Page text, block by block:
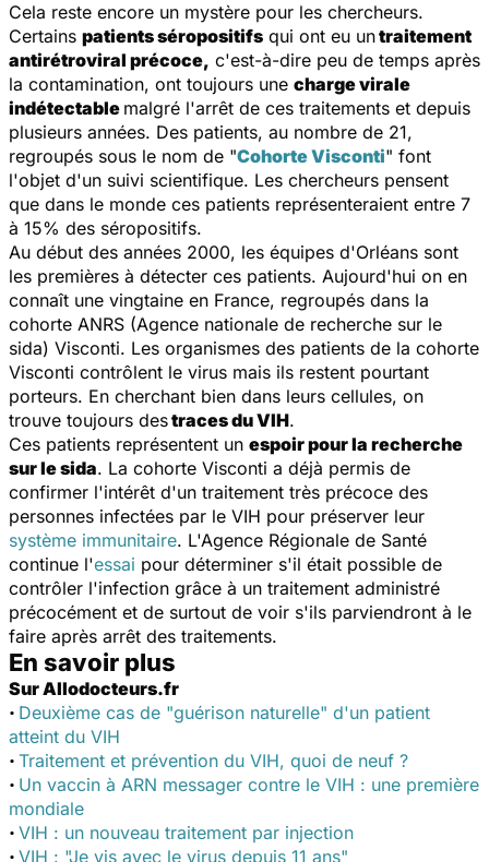
Cela reste encore un mystère pour les chercheurs.
Certains patients séropositifs qui ont eu untraitement
antirétroviral précoce, c'est-à-dire peu de temps après
la contamination, ont toujours une charge virale
indétectable malgré l'arrêt de ces traitements et depuis
plusieurs années. Des patients, au nombre de 21,
regroupés sous le nom de "Cohorte Visconti" font
l'objet d'un suivi scientifique. Les chercheurs pensent
que dans le monde ces patients représenteraient entre 7
à 15% des séropositifs.
Au début des années 2000, les équipes d'Orléans sont
les premières à détecter ces patients. Aujourd'hui on en
connaît une vingtaine en France, regroupés dans la
cohorte ANRS (Agence nationale de recherche sur le
sida) Visconti. Les organismes des patients de la cohorte
Visconti contrôlent le virus mais ils restent pourtant
porteurs. En cherchant bien dans leurs cellules, on
trouve toujours destraces du VIH.
Ces patients représentent un espoir pour la recherche
sur le sida. La cohorte Visconti a déjà permis de
confirmer l'intérêt d'un traitement très précoce des
personnes infectées par le VIH pour préserver leur
système immunitaire. L'Agence Régionale de Santé
continue l'essai pour déterminer s'il était possible de
contrôler l'infection grâce à un traitement administré
précocément et de surtout de voir s'ils parviendront à le
faire après arrêt des traitements.
En savoir plus
Sur Allodocteurs.fr
· Deuxième cas de "guérison naturelle" d'un patient
atteint du VIH
· Traitement et prévention du VIH, quoi de neuf ?
· Un vaccin à ARN messager contre le VIH : une première
mondiale
· VIH : un nouveau traitement par injection
· VIH : "Je vis avec le virus depuis 11 ans"